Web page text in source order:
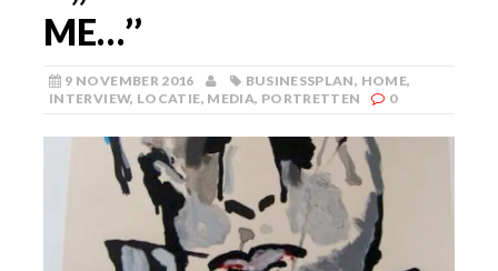
ME…’’
9 NOVEMBER 2016 BUSINESSPLAN, HOME,
INTERVIEW, LOCATIE, MEDIA, PORTRETTEN 0